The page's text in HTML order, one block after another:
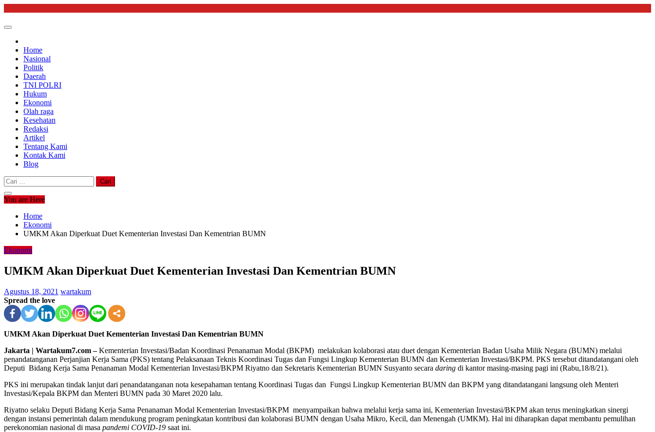
content
Home
Nasional
Politik
Daerah
TNI POLRI
Hukum
Ekonomi
Olah raga
Kesehatan
Redaksi
Artikel
Tentang Kami
Kontak Kami
Blog
Cari
untuk:
You are Here
Home
Ekonomi
UMKM Akan Diperkuat Duet Kementerian Investasi Dan Kementrian BUMN
Ekonomi
UMKM Akan Diperkuat Duet Kementerian Investasi Dan Kementrian BUMN
Agustus 18, 2021 wartakum
Spread the love
UMKM Akan Diperkuat Duet Kementerian Investasi Dan Kementrian BUMN
Jakarta | Wartakum7.com –Kementerian Investasi/Badan Koordinasi Penanaman Modal (BKPM) melakukan kolaborasi atau duet dengan Kementerian Badan Usaha Milik Negara (BUMN) melalui
penandatanganan Perjanjian Kerja Sama (PKS) tentang Pelaksanaan Teknis Koordinasi Tugas dan Fungsi Lingkup Kementerian BUMN dan Kementerian Investasi/BKPM. PKS tersebut ditandatangani oleh
Deputi Bidang Kerja Sama Penanaman Modal Kementerian Investasi/BKPM Riyatno dan Sekretaris Kementerian BUMN Susyanto secara daring di kantor masing-masing pagi ini (Rabu,18/8/21).
PKS ini merupakan tindak lanjut dari penandatanganan nota kesepahaman tentang Koordinasi Tugas dan Fungsi Lingkup Kementerian BUMN dan BKPM yang ditandatangani langsung oleh Menteri
Investasi/Kepala BKPM dan Menteri BUMN pada 30 Maret 2020 lalu.
Riyatno selaku Deputi Bidang Kerja Sama Penanaman Modal Kementerian Investasi/BKPM menyampaikan bahwa melalui kerja sama ini, Kementerian Investasi/BKPM akan terus meningkatkan sinergi
dengan instansi pemerintah dalam mendukung program peningkatan kontribusi dan kolaborasi BUMN dengan Usaha Mikro, Kecil, dan Menengah (UMKM). Hal ini diharapkan dapat membantu pemulihan
perekonomian nasional di masa pandemi COVID-19 saat ini.